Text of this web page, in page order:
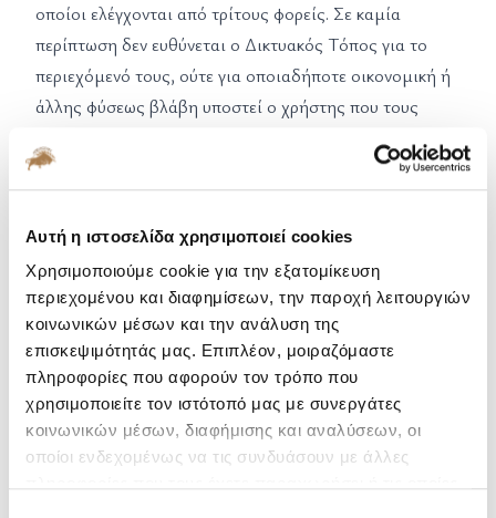
Αυτή η ιστοσελίδα χρησιμοποιεί cookies
Χρησιμοποιούμε cookie για την εξατομίκευση
περιεχομένου και διαφημίσεων, την παροχή λειτουργιών
κοινωνικών μέσων και την ανάλυση της
επισκεψιμότητάς μας. Επιπλέον, μοιραζόμαστε
πληροφορίες που αφορούν τον τρόπο που
χρησιμοποιείτε τον ιστότοπό μας με συνεργάτες
κοινωνικών μέσων, διαφήμισης και αναλύσεων, οι
οποίοι ενδεχομένως να τις συνδυάσουν με άλλες
οποίοι ελέγχονται από τρίτους φορείς. Σε καμία
περίπτωση δεν ευθύνεται ο Δικτυακός Τόπος για το
περιεχόμενό τους, ούτε για οποιαδήποτε οικονομική ή
άλλης φύσεως βλάβη υποστεί ο χρήστης που τους
επιτρέπεται μόνο στην Αρχική Σελίδα (homepage).
προηγούμενη έγγραφη άδεια από την ΑΜΚΕ. Ομοίως, η
χρήση χωρίων ή ενός ή περισσοτέρων αποσπασμάτων
από αυτόν τον Δικτυακό Τόπο χωρίς την προηγούμενη
έγγραφη άδεια από την ΑΜΚΕ απαγορεύεται.
7. ΚΑΤΑΓΓΕΛΙΕΣ- ΑΠΑΓΟΡΕΥΣΕΙΣ
Ο Δικτυακός Τόπος διατηρεί ειδική φόρμα
καταγγελιών, ώστε κάθε χρήστης να μπορεί να
καταγγέλλει αθέμιτη χρήση των υπηρεσιών του και να